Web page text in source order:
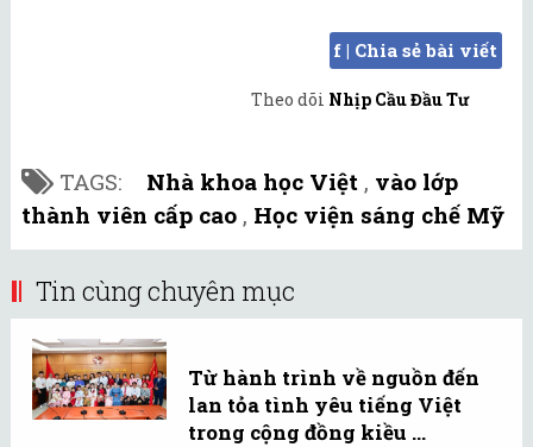
f | Chia sẻ bài viết
Theo dõi Nhịp Cầu Đầu Tư
TAGS: Nhà khoa học Việt , vào lớp
thành viên cấp cao , Học viện sáng chế Mỹ
Tin cùng chuyên mục
Từ hành trình về nguồn đến
lan tỏa tình yêu tiếng Việt
trong cộng đồng kiều ...